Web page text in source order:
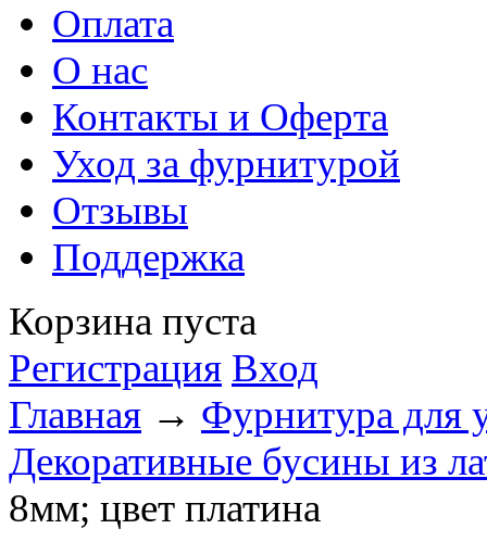
Оплата
О нас
Контакты и Оферта
Уход за фурнитурой
Отзывы
Поддержка
Корзина пуста
Регистрация Вход
Главная → Фурнитура для
Декоративные бусины из
8мм; цвет платина